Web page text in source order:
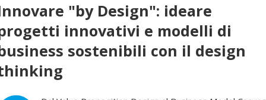
"by Design": ideare
innovativi e modelli di
sostenibili con il design